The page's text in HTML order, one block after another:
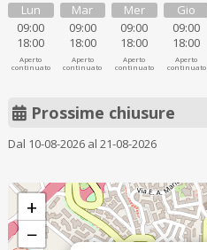
Lun
09:00
18:00
Aperto
continuato
Mar
09:00
18:00
Aperto
continuato
Mer
09:00
18:00
Aperto
continuato
Gio
09:00
18:00
Aperto
continuato
Prossime chiusure
Dal 10-08-2026 al 21-08-2026
+
−